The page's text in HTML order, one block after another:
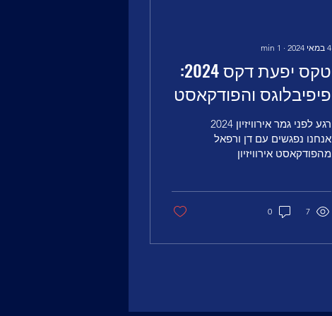
4 במאי 2024 ∙
1
min
טקס יפעת דקס 2024:
פיפיבלוגס והפודקאסט
''מול כל העולם''
בשידור חי
רגע לפני גמר אירוויזיון 2024
אנחנו נפגשים עם דן ורפאל
מהפודקאסט אירוויזיון
7
0